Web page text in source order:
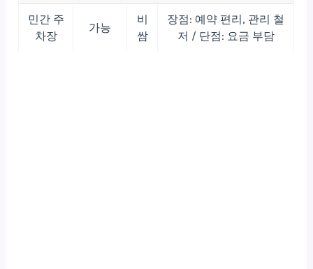
민간 주
차장
가능
비
쌈
장점: 예약 편리, 관리 철
저 / 단점: 요금 부담